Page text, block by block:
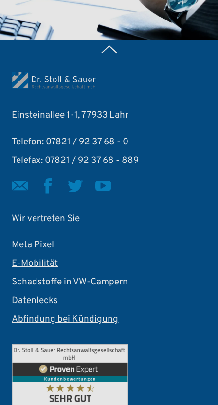
Zurück nach oben
Einsteinallee 1-1, 77933 Lahr
Telefon: 07821 / 92 37 68 - 0
Telefax: 07821 / 92 37 68 - 889
Wir vertreten Sie
Meta Pixel
E-Mobilität
Schadstoffe in VW-Campern
Datenlecks
Abfindung bei Kündigung